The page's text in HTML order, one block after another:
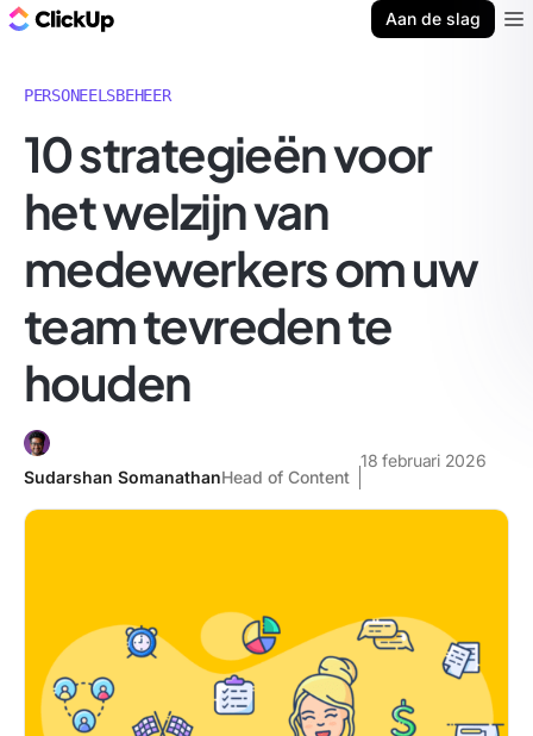
Aan de slag
PERSONEELSBEHEER
10 strategieën voor
het welzijn van
medewerkers om uw
team tevreden te
houden
Sudarshan SomanathanHead of Content
18 februari 2026